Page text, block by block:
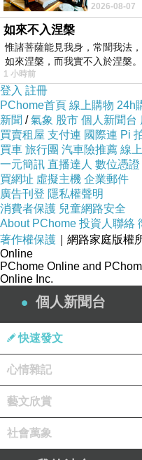
天的風刮
2026-08-07
如來不入涅槃
惟諸菩薩能見我身，常聞我法
如來涅槃，而我實不入於涅槃
1 小時前
登入 註冊
PChome首頁 線上購物 24h
新聞 /氣象 股市 個人新聞台
買賣租屋 支付連 國際連 Pi
買車 旅行團 汽車險推薦 線
一元簡訊 直播達人 數位憑證
買網址 虛擬主機 企業郵件
廣告刊登 隱私權聲明
消費者保護 兒童網路安全
About PChome 投資人聯絡
著作權保護 ｜網路家庭版權
Online
PChome Online and
Online Inc.
個人新聞台
快速發文
心情雜記
藝文欣賞
社會萬象